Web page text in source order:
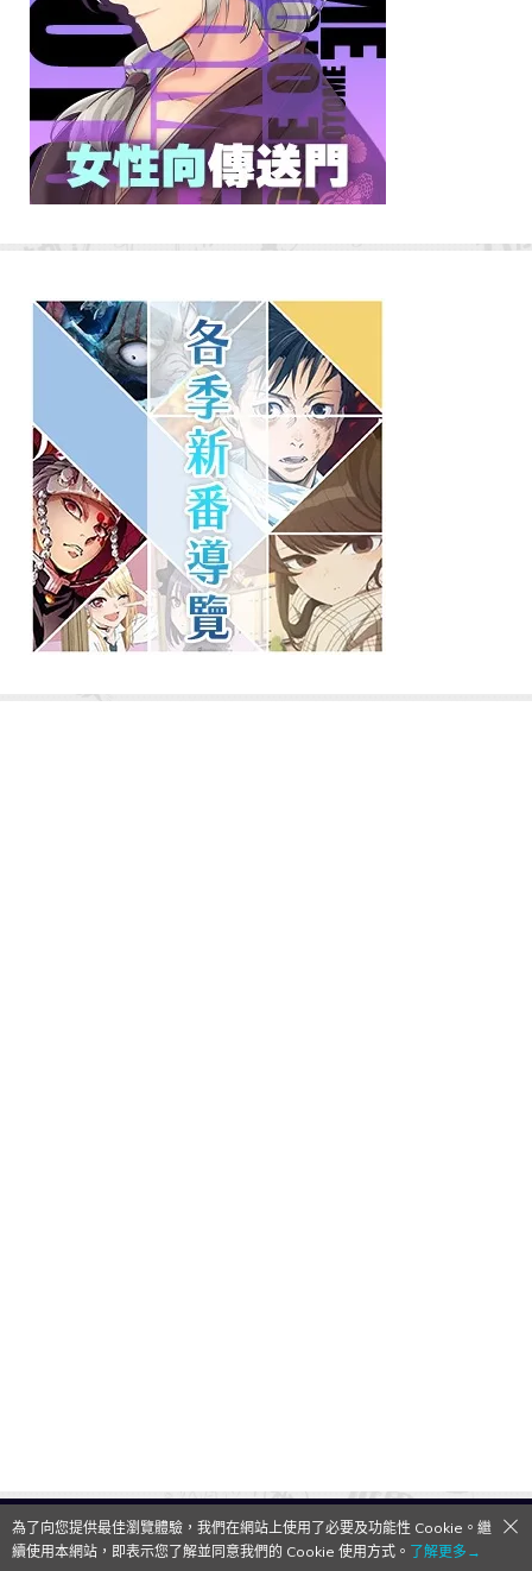
QooApp Limited © 2026
為了向您提供最佳瀏覽體驗，我們在網站上使用了必要及功能性 Cookie。繼
續使用本網站，即表示您了解並同意我們的 Cookie 使用方式。 了解更多→